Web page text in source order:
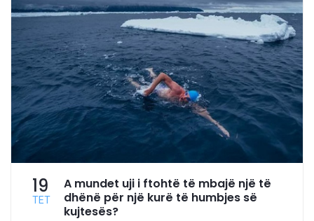
19
TET
A mundet uji i ftohtë të mbajë një të
dhënë për një kurë të humbjes së
kujtesës?